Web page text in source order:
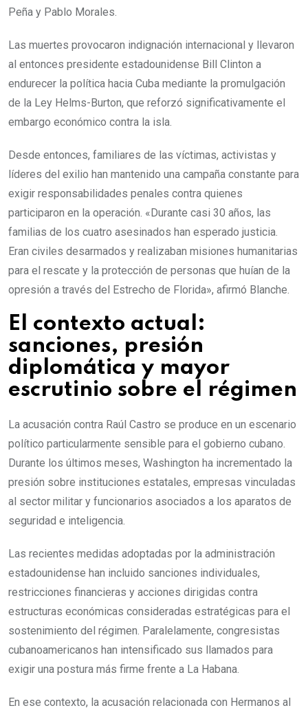
Peña y Pablo Morales.
Las muertes provocaron indignación internacional y llevaron
al entonces presidente estadounidense Bill Clinton a
endurecer la política hacia Cuba mediante la promulgación
de la Ley Helms-Burton, que reforzó significativamente el
embargo económico contra la isla.
Desde entonces, familiares de las víctimas, activistas y
líderes del exilio han mantenido una campaña constante para
exigir responsabilidades penales contra quienes
participaron en la operación. «Durante casi 30 años, las
familias de los cuatro asesinados han esperado justicia.
Eran civiles desarmados y realizaban misiones humanitarias
para el rescate y la protección de personas que huían de la
opresión a través del Estrecho de Florida», afirmó Blanche.
El contexto actual:
sanciones, presión
diplomática y mayor
escrutinio sobre el régimen
La acusación contra Raúl Castro se produce en un escenario
político particularmente sensible para el gobierno cubano.
Durante los últimos meses, Washington ha incrementado la
presión sobre instituciones estatales, empresas vinculadas
al sector militar y funcionarios asociados a los aparatos de
seguridad e inteligencia.
Las recientes medidas adoptadas por la administración
estadounidense han incluido sanciones individuales,
restricciones financieras y acciones dirigidas contra
estructuras económicas consideradas estratégicas para el
sostenimiento del régimen. Paralelamente, congresistas
cubanoamericanos han intensificado sus llamados para
exigir una postura más firme frente a La Habana.
En ese contexto, la acusación relacionada con Hermanos al